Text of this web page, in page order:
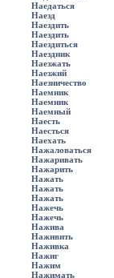
Наедаться
Наезд
Наездить
Наездить
Наездиться
Наездник
Наезжать
Наезжий
Наезничество
Наемник
Наемник
Наемный
Наесть
Наесться
Наехать
Нажаловаться
Нажаривать
Нажарить
Нажать
Нажать
Нажать
Нажечь
Нажечь
Нажива
Наживить
Наживка
Нажиг
Нажим
Нажимать